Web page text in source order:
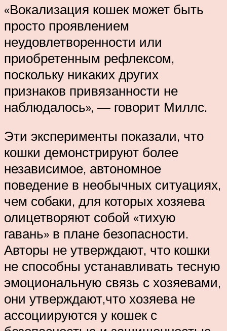
«Вокализация кошек может быть
просто проявлением
неудовлетворенности или
приобретенным рефлексом,
поскольку никаких других
признаков привязанности не
наблюдалось», — говорит Миллс.
Эти эксперименты показали, что
кошки демонстрируют более
независимое, автономное
поведение в необычных ситуациях,
чем собаки, для которых хозяева
олицетворяют собой «тихую
гавань» в плане безопасности.
Авторы не утверждают, что кошки
не способны устанавливать тесную
эмоциональную связь с хозяевами,
они утверждают,что хозяева не
ассоциируются у кошек с